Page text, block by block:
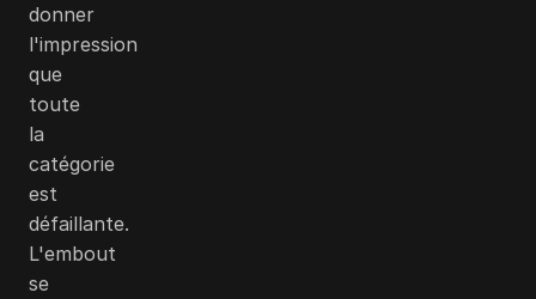
donner
l'impression
que
toute
la
catégorie
est
défaillante.
L'embout
se